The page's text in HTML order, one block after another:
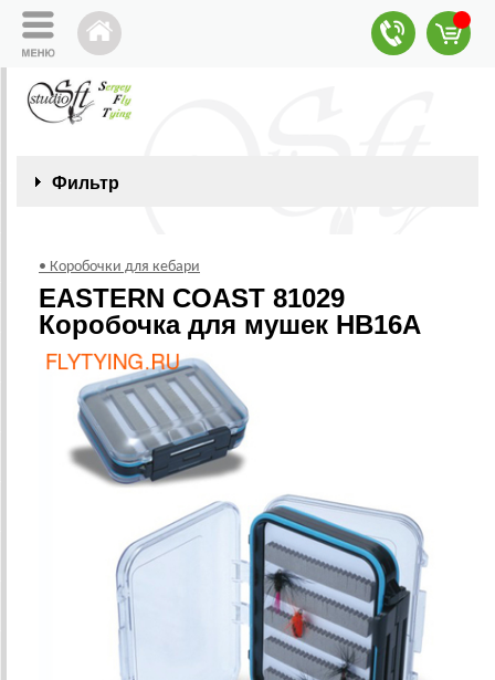
Фильтр
• Коробочки для кебари
EASTERN COAST 81029
Коробочка для мушек HB16A